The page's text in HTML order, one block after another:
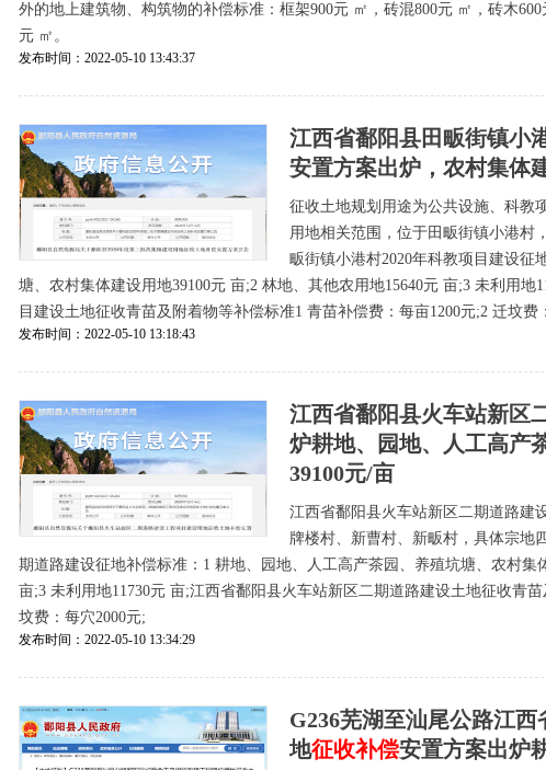
外的地上建筑物、构筑物的补偿标准：框架900元 ㎡，砖混800元 ㎡，砖木
元 ㎡。
发布时间：2022-05-10 13:43:37
江西省鄱阳县田畈街镇小
安置方案出炉，农村集体
征收土地规划用途为公共设施、科教
用地相关范围，位于田畈街镇小港村
畈街镇小港村2020年科教项目建设征
塘、农村集体建设用地39100元 亩;2 林地、其他农用地15640元 亩;3 未利用
目建设土地征收青苗及附着物等补偿标准1 青苗补偿费：每亩1200元;2 迁坟费
发布时间：2022-05-10 13:18:43
江西省鄱阳县火车站新区
炉耕地、园地、人工高产
39100元/亩
江西省鄱阳县火车站新区二期道路建
牌楼村、新曹村、新畈村，具体宗地
期道路建设征地补偿标准：1 耕地、园地、人工高产茶园、养殖坑塘、农村集
亩;3 未利用地11730元 亩;江西省鄱阳县火车站新区二期道路建设土地征收青
坟费：每穴2000元;
发布时间：2022-05-10 13:34:29
G236芜湖至汕尾公路江
地征收补偿安置方案出炉